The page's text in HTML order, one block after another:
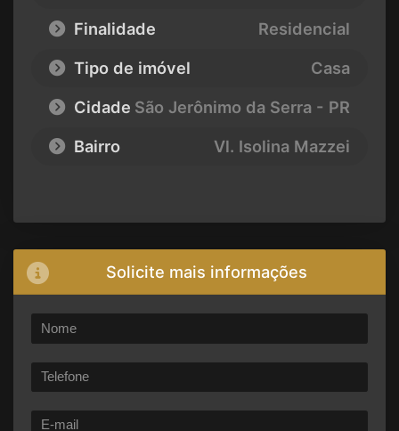
Finalidade
Residencial
Tipo de imóvel
Casa
Cidade São Jerônimo da Serra - PR
Bairro
Vl. Isolina Mazzei
Solicite mais informações